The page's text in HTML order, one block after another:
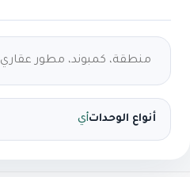
أنواع الوحداتأي